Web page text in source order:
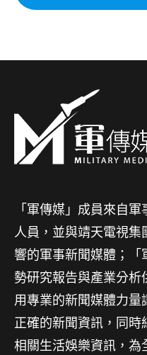
「軍傳媒」成員來自
人員，並與靖天電視
響的軍事新聞媒體；
勢研究報告與產業分
用專業的新聞媒體力
正確的新聞資訊，同
相關生活娛樂資訊，為